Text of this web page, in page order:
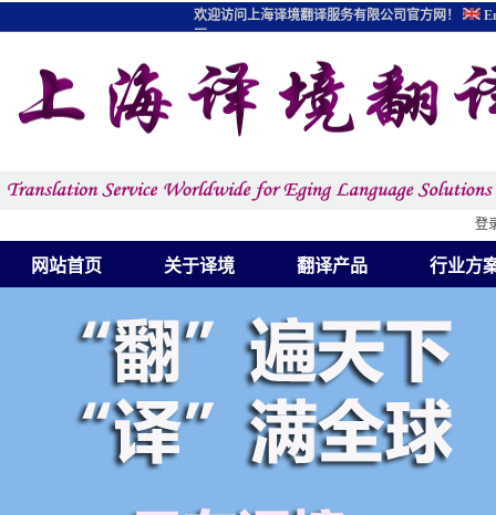
网站首页 关于译境 翻译产品 行业方
登
欢迎访问上海译境翻译服务有限公司官方网！
图